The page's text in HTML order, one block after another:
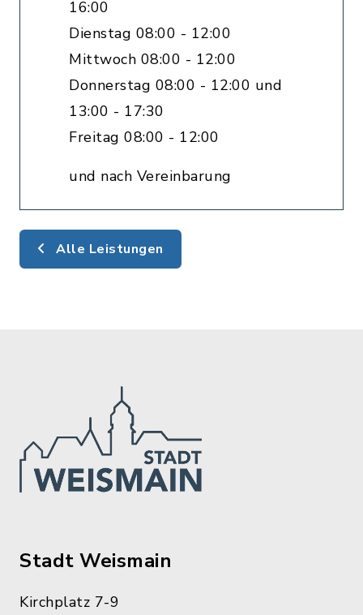
16:00
Dienstag 08:00 - 12:00
Mittwoch 08:00 - 12:00
Donnerstag 08:00 - 12:00 und
13:00 - 17:30
Freitag 08:00 - 12:00
und nach Vereinbarung
Alle Leistungen
Stadt Weismain
Kirchplatz 7-9